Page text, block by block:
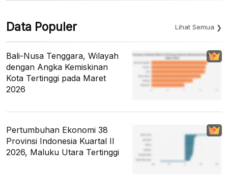
Data Populer Lihat Semua
Bali-Nusa Tenggara, Wilayah
dengan Angka Kemiskinan
Kota Tertinggi pada Maret
2026
Pertumbuhan Ekonomi 38
Provinsi Indonesia Kuartal II
2026, Maluku Utara Tertinggi